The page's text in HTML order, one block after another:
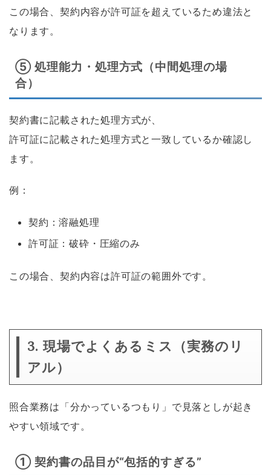
この場合、契約内容が許可証を超えているため違法と
なります。
⑤ 処理能力・処理方式（中間処理の場
合）
契約書に記載された処理方式が、
許可証に記載された処理方式と一致しているか確認し
ます。
例：
契約：溶融処理
許可証：破砕・圧縮のみ
この場合、契約内容は許可証の範囲外です。
3. 現場でよくあるミス（実務のリ
アル）
照合業務は「分かっているつもり」で見落としが起き
やすい領域です。
① 契約書の品目が“包括的すぎる”